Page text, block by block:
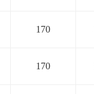
170
170